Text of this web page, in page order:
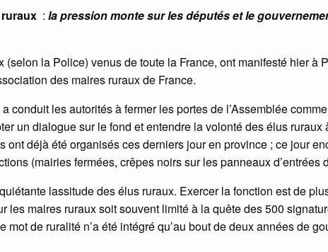
: la pression monte sur les députés et le
(selon la Police) venus de toute la France, ont manifesté hier à
des maires ruraux de France.
conduit les autorités à fermer les portes de l’Assemblée
un dialogue sur le fond et entendre la volonté des élus ruraux
ont déjà été organisés ces derniers jour en province ; ce jour
(mairies fermées, crêpes noirs sur les panneaux d’entrées
lassitude des élus ruraux. Exercer la fonction est de
les maires ruraux soit souvent limité à la quête des 500
mot de ruralité n’a été intégré qu’au bout de deux années de